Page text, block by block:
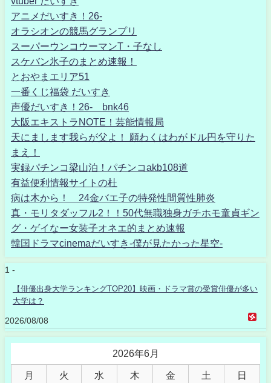
アニメだいすき！26-
オラシオンの競馬グランプリ
スーパーウンコウーマンT・子なし
スケバン氷子のまとめ速報！
とおやまエリア51
一番くじ福袋 だいすき
声優だいすき！26- bnk46
大阪エキストラNOTE！芸能情報局
天にまします我らが父よ！ 願わくはわがドル円を守りた
まえ！
実録パチンコ梁山泊！パチンコakb108道
有益便利情報サイトの杜
病は木から！ 24金バエ子の特発性間質性肺炎
真・モリタダッフル2！！50代無職独身ガチホモ童貞ギン
グ・ゲイなー女装子オネエ的まとめ速報
韓国ドラマcinemaだいすき-僕が見たかった星空-
1 -
【俳優出身大学ランキングTOP20】映画・ドラマ賞の受賞俳優が多い
大学は？
2026/08/08
2026年6月
月 火 水 木 金 土 日